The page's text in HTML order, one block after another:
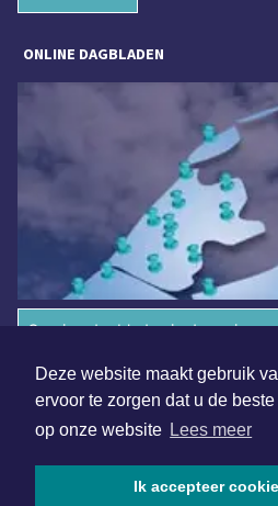
Deze website maakt gebruik
ervoor te zorgen dat u de
op onze website Lees meer
Ik accepteer
ONLINE DAGBLADEN
Overige dagbladen in de regio
Algemene voorwaarden
Disclaimer